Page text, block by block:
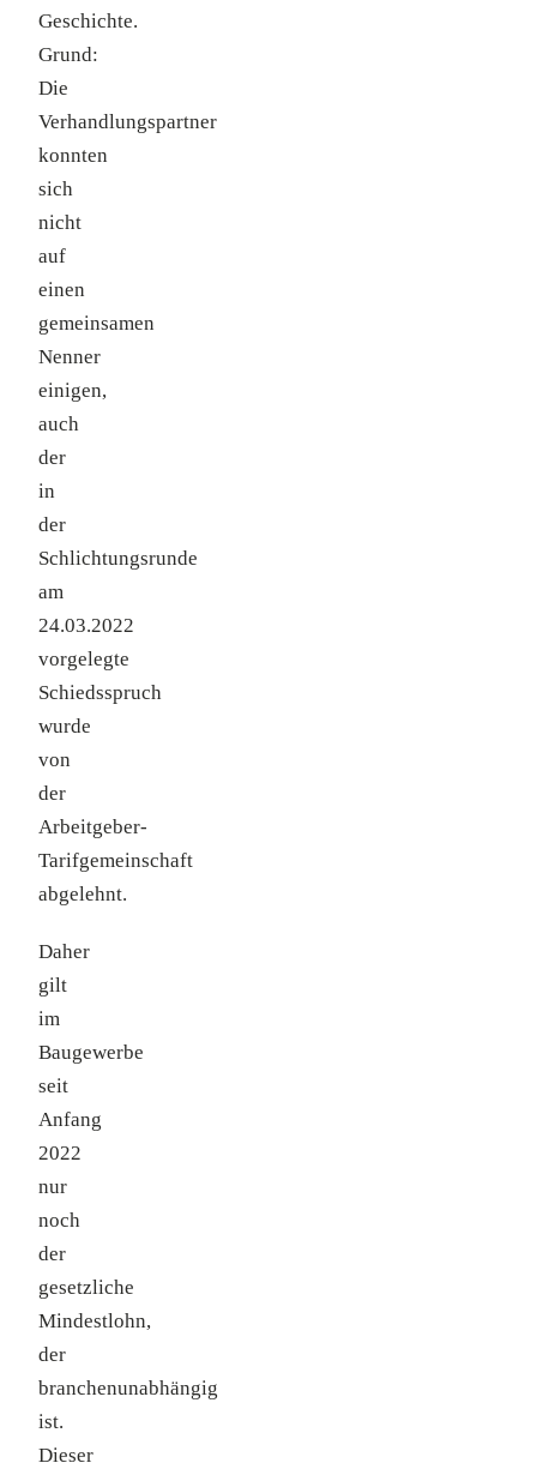
Geschichte.
Grund:
Die
Verhandlungspartner
konnten
sich
nicht
auf
einen
gemeinsamen
Nenner
einigen,
auch
der
in
der
Schlichtungsrunde
am
24.03.2022
vorgelegte
Schiedsspruch
wurde
von
der
Arbeitgeber-
Tarifgemeinschaft
abgelehnt.
Daher
gilt
im
Baugewerbe
seit
Anfang
2022
nur
noch
der
gesetzliche
Mindestlohn,
der
branchenunabhängig
ist.
Dieser